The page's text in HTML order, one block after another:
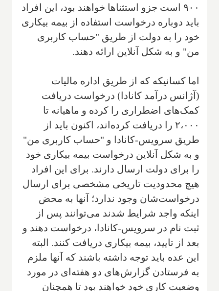
۹۰۰ است جزو استثناها خواهند بود، این افراد
باید دوباره درخواست استفاده از بیمه بیکاری
خود را به دولت از طریق "حساب کاربری
من" و به شکل آنلاین ارائه دهند.
اما کسانیکه که از طریق اداره مالیات
(آژانس درآمد کانادا) درخواست دریافت
کمک‌های اضطراری را کرده و ماهیانه تا
۲،۰۰۰ را دریافت کرده‌اند، اکنون باید از
طریق سرویس-کانادا و "حساب کاربری من"
و به شکل آنلاین درخواست بیمه بیکاری خود
را برای دولت ارسال دارند. برای این افراد
هیچ محدودیت تاریخی مشخصی برای ارسال
درخواست‌شان وجود ندارد؛ آنها به محض
اینکه واجد شرایط شدند می‌توانند پس از
ثبت نام در سرویس-کانادا، درخواست دهند و
بعد از تایید، بیمه بیکاری دریافت کنند. البته
این عده باید توجه داشته باشند که آنها ملزم
به فرستادن گزارش‌های دو هفته‌ای در مورد
وضعیت کاری خود خواهند بود تا همچنان